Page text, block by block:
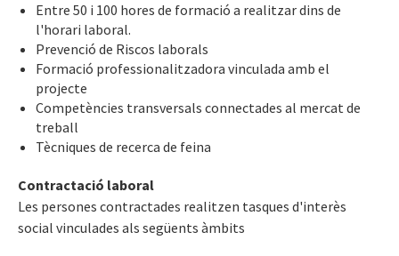
Entre 50 i 100 hores de formació a realitzar dins de
l'horari laboral.
Prevenció de Riscos laborals
Formació professionalitzadora vinculada amb el
projecte
Competències transversals connectades al mercat de
treball
Tècniques de recerca de feina
Contractació laboral
Les persones contractades realitzen tasques d'interès
social vinculades als següents àmbits